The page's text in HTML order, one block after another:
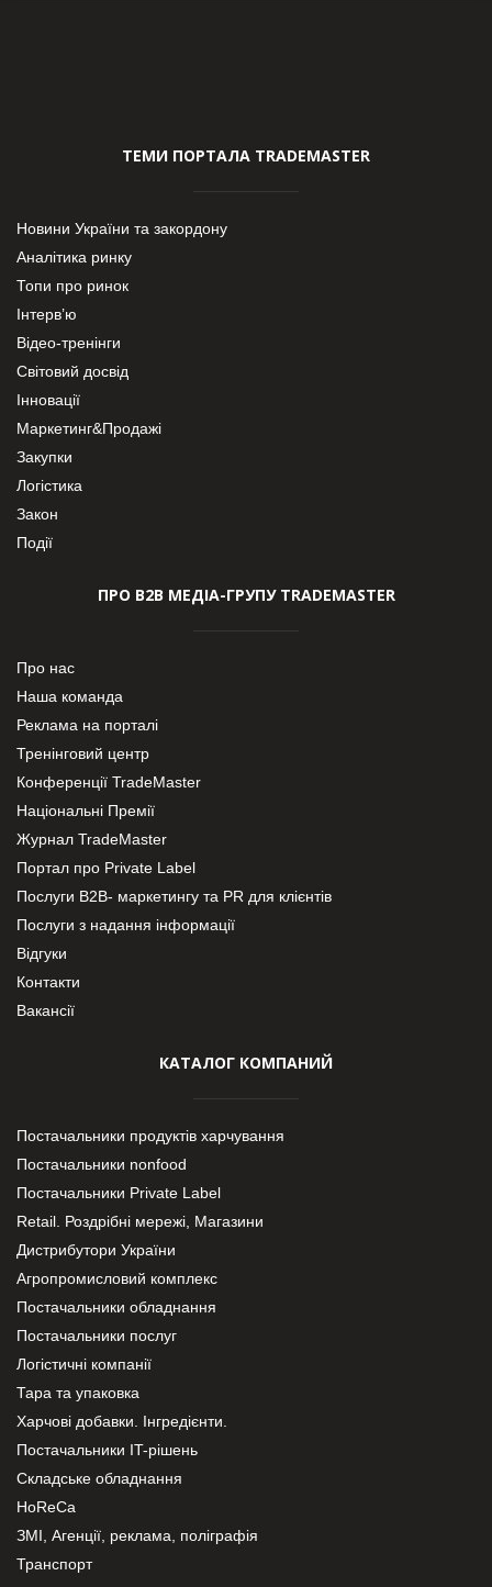
ТЕМИ ПОРТАЛА TRADEMASTER
Новини України та закордону
Аналітика ринку
Топи про ринок
Інтерв’ю
Відео-тренінги
Світовий досвід
Інновації
Маркетинг&Продажі
Закупки
Логістика
Закон
Події
ПРО В2В МЕДІА-ГРУПУ TRADEMASTER
Про нас
Наша команда
Реклама на порталі
Тренінговий центр
Конференції TradeMaster
Національні Премії
Журнал TradeMaster
Портал про Private Label
Послуги В2В- маркетингу та PR для клієнтів
Послуги з надання інформації
Відгуки
Контакти
Вакансії
КАТАЛОГ КОМПАНИЙ
Постачальники продуктів харчування
Постачальники nonfood
Постачальники Private Label
Retail. Роздрібні мережі, Магазини
Дистрибутори України
Агропромисловий комплекс
Постачальники обладнання
Постачальники послуг
Логістичні компанії
Тара та упаковка
Харчові добавки. Інгредієнти.
Постачальники IT-рішень
Складське обладнання
HoReCa
ЗМІ, Агенції, реклама, поліграфія
Транспорт